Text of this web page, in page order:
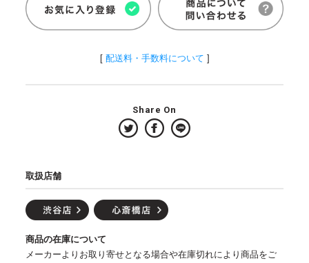
[ 配送料・手数料について ]
Share On
取扱店舗
商品の在庫について
メーカーよりお取り寄せとなる場合や在庫切れにより商品をご